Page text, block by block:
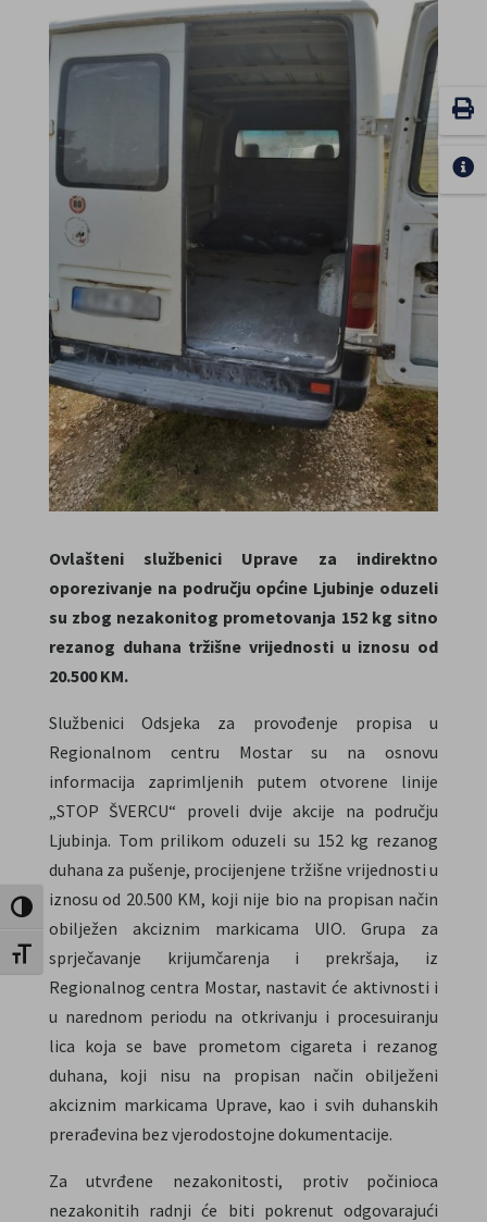
Toggle High Contrast
Toggle Font size
Ovlašteni službenici Uprave za indirektno
oporezivanje na području općine Ljubinje oduzeli
su zbog nezakonitog prometovanja 152 kg sitno
rezanog duhana tržišne vrijednosti u iznosu od
20.500 KM.
Službenici Odsjeka za provođenje propisa u
Regionalnom centru Mostar su na osnovu
informacija zaprimljenih putem otvorene linije
„STOP ŠVERCU“ proveli dvije akcije na području
Ljubinja. Tom prilikom oduzeli su 152 kg rezanog
duhana za pušenje, procijenjene tržišne vrijednosti u
iznosu od 20.500 KM, koji nije bio na propisan način
obilježen akciznim markicama UIO. Grupa za
sprječavanje krijumčarenja i prekršaja, iz
Regionalnog centra Mostar, nastavit će aktivnosti i
u narednom periodu na otkrivanju i procesuiranju
lica koja se bave prometom cigareta i rezanog
duhana, koji nisu na propisan način obilježeni
akciznim markicama Uprave, kao i svih duhanskih
prerađevina bez vjerodostojne dokumentacije.
Za utvrđene nezakonitosti, protiv počinioca
nezakonitih radnji će biti pokrenut odgovarajući